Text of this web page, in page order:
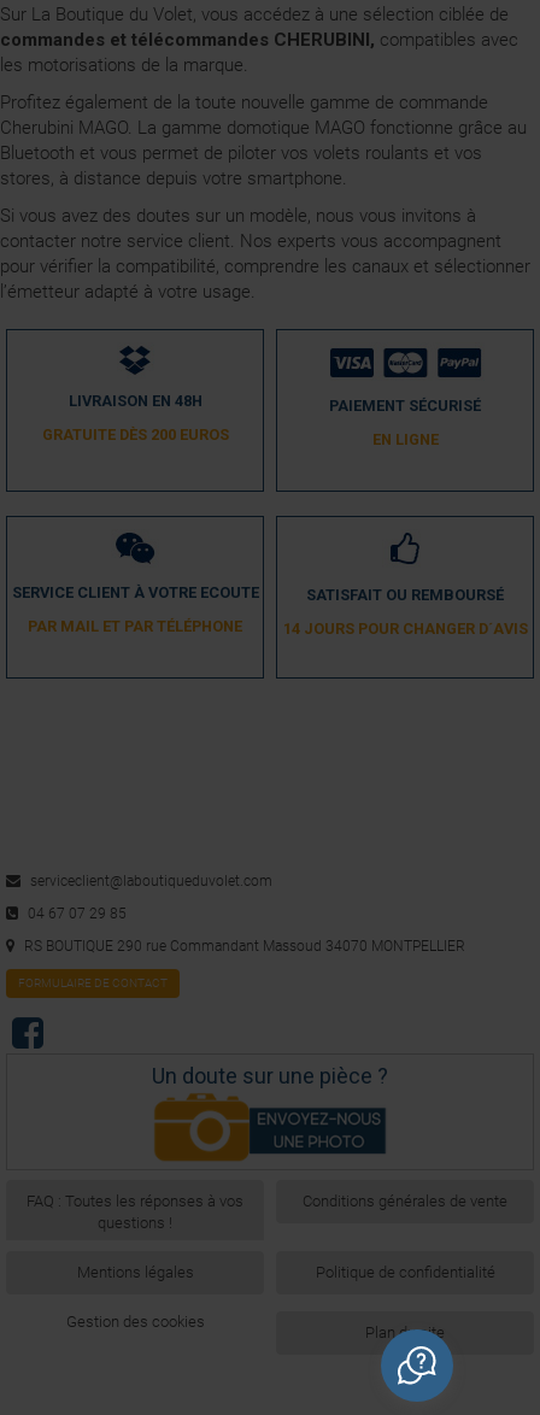
Sur La Boutique du Volet, vous accédez à une sélection ciblée de
commandes et télécommandes CHERUBINI, compatibles avec
les motorisations de la marque.
Profitez également de la toute nouvelle gamme de commande
Cherubini MAGO. La gamme domotique MAGO fonctionne grâce au
Bluetooth et vous permet de piloter vos volets roulants et vos
stores, à distance depuis votre smartphone.
Si vous avez des doutes sur un modèle, nous vous invitons à
contacter notre service client. Nos experts vous accompagnent
pour vérifier la compatibilité, comprendre les canaux et sélectionner
l’émetteur adapté à votre usage.
LIVRAISON EN 48H
GRATUITE DÈS 200 EUROS
PAIEMENT SÉCURISÉ
EN LIGNE
SERVICE CLIENT À VOTRE ECOUTE
PAR MAIL ET PAR TÉLÉPHONE
SATISFAIT OU REMBOURSÉ
14 JOURS POUR CHANGER D´AVIS
serviceclient@laboutiqueduvolet.com
04 67 07 29 85
RS BOUTIQUE 290 rue Commandant Massoud 34070 MONTPELLIER
FORMULAIRE DE CONTACT
Un doute sur une pièce ?
FAQ : Toutes les réponses à vos
questions !
Conditions générales de vente
Mentions légales Politique de confidentialité
Gestion des cookies
Plan du site